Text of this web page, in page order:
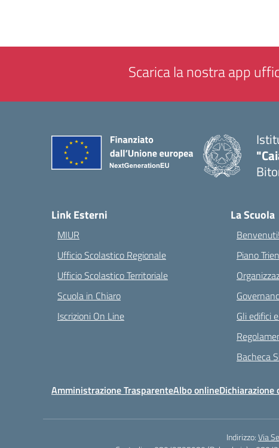
Scarica la nostra app
Link Esterni
MIUR
Ufficio Scolastico Regionale
Ufficio Scolastico Territoriale
Scuola in Chiaro
Iscrizioni On Line
La Scuola
Benvenuti!
Piano
Gli edifici
Bacheca
Amministrazione TrasparenteAlbo online
Indirizzo:Via